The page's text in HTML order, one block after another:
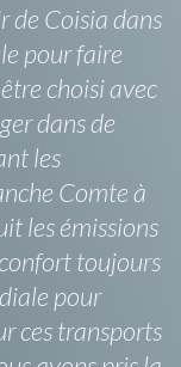
de Coisia dans
pour faire
choisi avec
dans de
les
Comte à
les émissions
toujours
pour
ces transports